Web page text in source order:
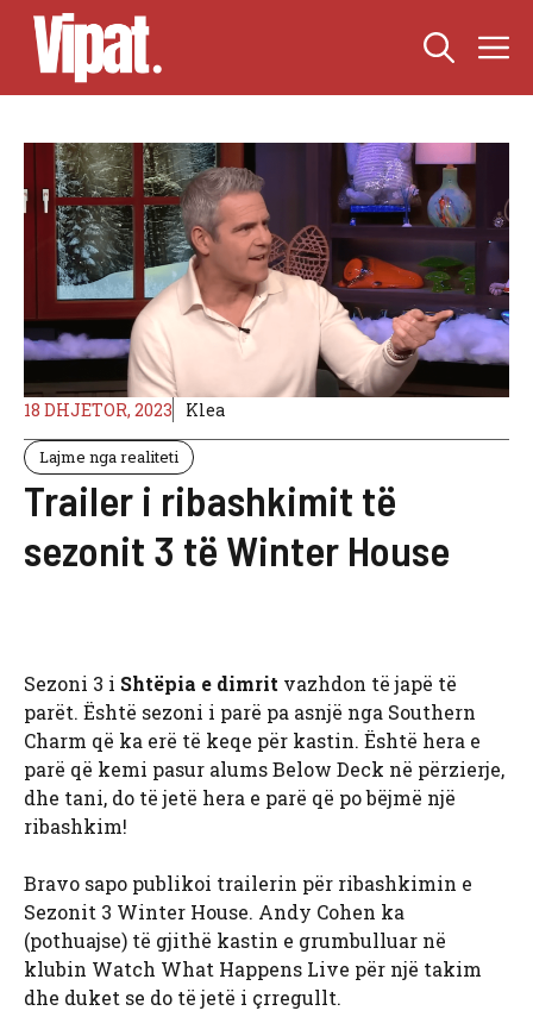
Skip
content
18 DHJETOR, 2023 Klea
Lajme nga realiteti
Trailer i ribashkimit të
sezonit 3 të Winter House
Sezoni 3 i Shtëpia e dimrit vazhdon të japë të
parët. Është sezoni i parë pa asnjë nga Southern
Charm që ka erë të keqe për kastin. Është hera e
parë që kemi pasur alums Below Deck në përzierje,
dhe tani, do të jetë hera e parë që po bëjmë një
ribashkim!
Bravo sapo publikoi trailerin për ribashkimin e
Sezonit 3 Winter House. Andy Cohen ka
(pothuajse) të gjithë kastin e grumbulluar në
klubin Watch What Happens Live për një takim
dhe duket se do të jetë i çrregullt.